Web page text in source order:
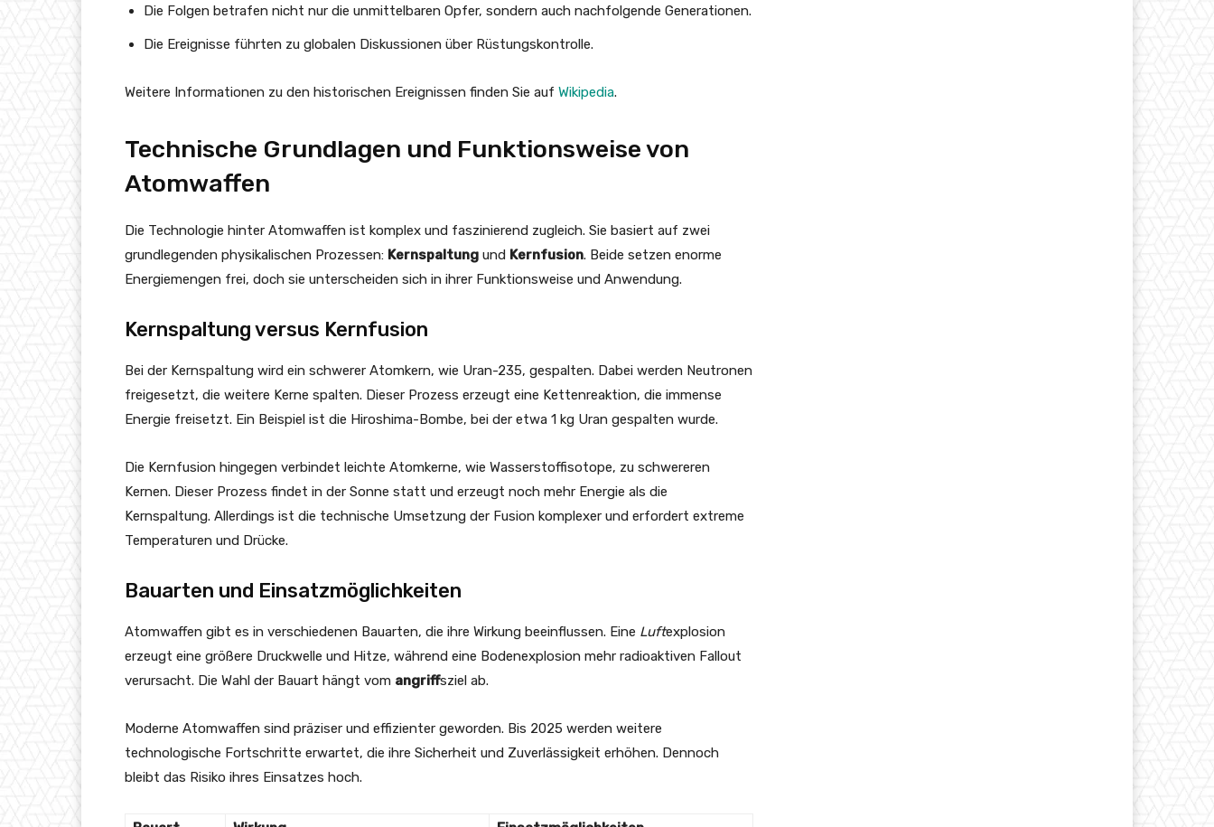
Die Folgen betrafen nicht nur die unmittelbaren Opfer, sondern auch nachfolgende Generationen.
Die Ereignisse führten zu globalen Diskussionen über Rüstungskontrolle.
Weitere Informationen zu den historischen Ereignissen finden Sie auf Wikipedia.
Technische Grundlagen und Funktionsweise von
Atomwaffen
Die Technologie hinter Atomwaffen ist komplex und faszinierend zugleich. Sie basiert auf zwei
grundlegenden physikalischen Prozessen: Kernspaltung und Kernfusion. Beide setzen enorme
Energiemengen frei, doch sie unterscheiden sich in ihrer Funktionsweise und Anwendung.
Kernspaltung versus Kernfusion
Bei der Kernspaltung wird ein schwerer Atomkern, wie Uran-235, gespalten. Dabei werden Neutronen
freigesetzt, die weitere Kerne spalten. Dieser Prozess erzeugt eine Kettenreaktion, die immense
Energie freisetzt. Ein Beispiel ist die Hiroshima-Bombe, bei der etwa 1 kg Uran gespalten wurde.
Die Kernfusion hingegen verbindet leichte Atomkerne, wie Wasserstoffisotope, zu schwereren
Kernen. Dieser Prozess findet in der Sonne statt und erzeugt noch mehr Energie als die
Kernspaltung. Allerdings ist die technische Umsetzung der Fusion komplexer und erfordert extreme
Temperaturen und Drücke.
Bauarten und Einsatzmöglichkeiten
Atomwaffen gibt es in verschiedenen Bauarten, die ihre Wirkung beeinflussen. Eine Luftexplosion
erzeugt eine größere Druckwelle und Hitze, während eine Bodenexplosion mehr radioaktiven Fallout
verursacht. Die Wahl der Bauart hängt vom angriffsziel ab.
Moderne Atomwaffen sind präziser und effizienter geworden. Bis 2025 werden weitere
technologische Fortschritte erwartet, die ihre Sicherheit und Zuverlässigkeit erhöhen. Dennoch
bleibt das Risiko ihres Einsatzes hoch.